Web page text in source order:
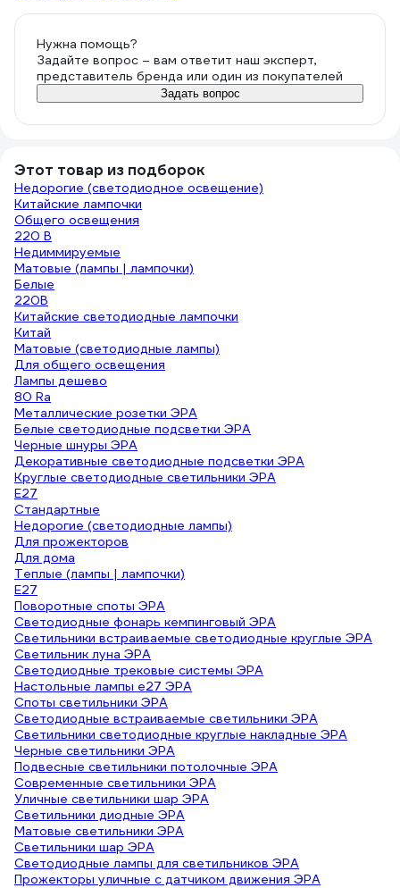
Нужна помощь?
Задайте вопрос – вам ответит наш эксперт,
представитель бренда или один из покупателей
Задать вопрос
Этот товар из подборок
Недорогие (светодиодное освещение)
Китайские лампочки
Общего освещения
220 В
Недиммируемые
Матовые (лампы | лампочки)
Белые
220В
Китайские светодиодные лампочки
Китай
Матовые (светодиодные лампы)
Для общего освещения
Лампы дешево
80 Ra
Металлические розетки ЭРА
Белые светодиодные подсветки ЭРА
Черные шнуры ЭРА
Декоративные светодиодные подсветки ЭРА
Круглые светодиодные светильники ЭРА
Е27
Стандартные
Недорогие (светодиодные лампы)
Для прожекторов
Для дома
Теплые (лампы | лампочки)
E27
Поворотные споты ЭРА
Светодиодные фонарь кемпинговый ЭРА
Светильники встраиваемые светодиодные круглые ЭРА
Светильник луна ЭРА
Светодиодные трековые системы ЭРА
Настольные лампы e27 ЭРА
Споты светильники ЭРА
Светодиодные встраиваемые светильники ЭРА
Светильники светодиодные круглые накладные ЭРА
Черные светильники ЭРА
Подвесные светильники потолочные ЭРА
Современные светильники ЭРА
Уличные светильники шар ЭРА
Светильники диодные ЭРА
Матовые светильники ЭРА
Светильники шар ЭРА
Светодиодные лампы для светильников ЭРА
Прожекторы уличные с датчиком движения ЭРА